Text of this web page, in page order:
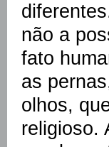
não a
fato
as
olhos,
religioso.